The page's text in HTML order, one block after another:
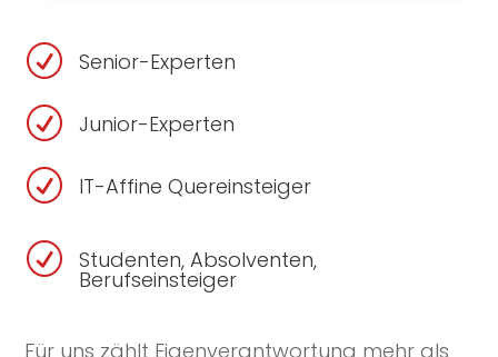
R Senior-Experten
R Junior-Experten
R IT-Affine Quereinsteiger
R Studenten, Absolventen,
Berufseinsteiger
Für uns zählt Eigenverantwortung mehr als